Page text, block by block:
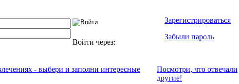
Войти через:
Зарегистрироваться
Забыли пароль
- выбери и заполни интересные
Посмотри, что отвeчали
другие!